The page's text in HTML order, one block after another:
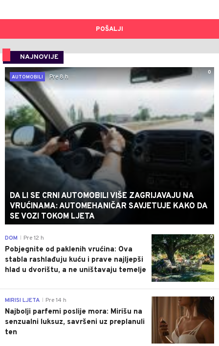
POŠALJI
NAJNOVIJE
0
AUTOMOBILI
Pre 8 h
DA LI SE CRNI AUTOMOBILI VIŠE ZAGRIJAVAJU NA
VRUĆINAMA: AUTOMEHANIČAR SAVJETUJE KAKO DA
SE VOZI TOKOM LJETA
0
DOM Pre 12 h
Pobjegnite od paklenih vrućina: Ova
stabla rashlađuju kuću i prave najljepši
hlad u dvorištu, a ne uništavaju temelje
0
MIRISI LJETA Pre 14 h
Najbolji parfemi poslije mora: Mirišu na
senzualni luksuz, savršeni uz preplanuli
ten